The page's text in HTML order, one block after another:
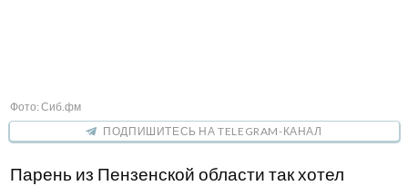
Фото: Сиб.фм
ПОДПИШИТЕСЬ НА TELEGRAM-КАНАЛ
Парень из Пензенской области так хотел